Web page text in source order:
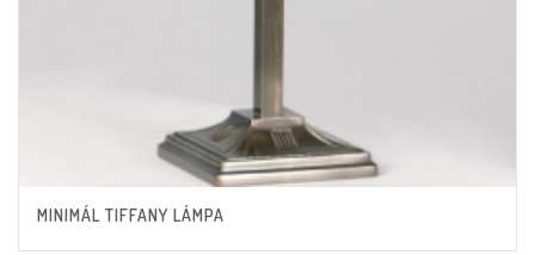
MINIMÁL TIFFANY LÁMPA